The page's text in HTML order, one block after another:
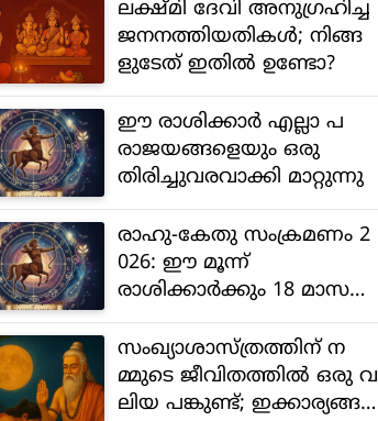
ലക്ഷ്മി ദേവി അനുഗ്രഹിച്ച
ജനനത്തിയതികള്‍; നിങ്ങ
ളുടേത് ഇതില്‍ ഉണ്ടോ?
ഈ രാശിക്കാര്‍ എല്ലാ പ
രാജയങ്ങളെയും ഒരു
തിരിച്ചുവരവാക്കി മാറ്റുന്നു
രാഹു-കേതു സംക്രമണം 2
026: ഈ മൂന്ന്
രാശിക്കാര്‍ക്കും 18 മാസ
ത്തേക്ക് ഭാഗ്യം
സംഖ്യാശാസ്ത്രത്തിന് ന
മ്മുടെ ജീവിതത്തില്‍ ഒരു വ
ലിയ പങ്കുണ്ട്; ഇക്കാര്യങ്ങ